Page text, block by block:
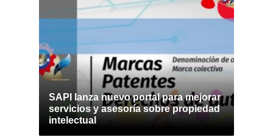
SAPI lanza nuevo portal para mejorar
servicios y asesoría sobre propiedad
intelectual